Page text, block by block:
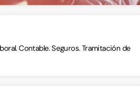
Contable. Seguros. Tramitación de